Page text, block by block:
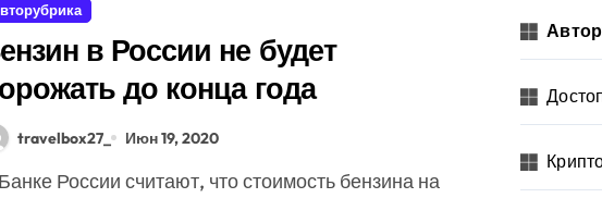
в России не будет
до конца года
travelbox27_ Июн 19, 2020